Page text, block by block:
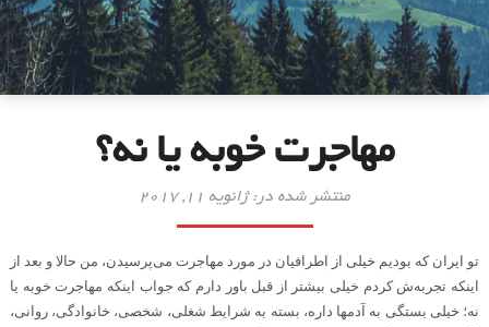
مهاجرت خوبه یا نه؟
منتشر شده در: ژانویه 11, 2017
تو ایران که بودیم خیلی از اطرافیان در مورد مهاجرت می‌پرسیدن، من حالا و بعد از
اینکه تجربه‌ش کردم خیلی بیشتر از قبل باور دارم که جواب اینکه مهاجرت خوبه یا
نه؛ خیلی بستگی به آدمها داره، بسته به شرایط شغلی، شخصی، خانوادگی، روانی،